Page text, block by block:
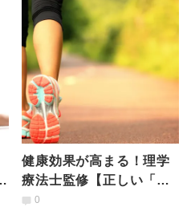
ズ」
健康効果が高まる！理学
療法士監修【正しい「ウ
ォーキング」4つのポイン
0